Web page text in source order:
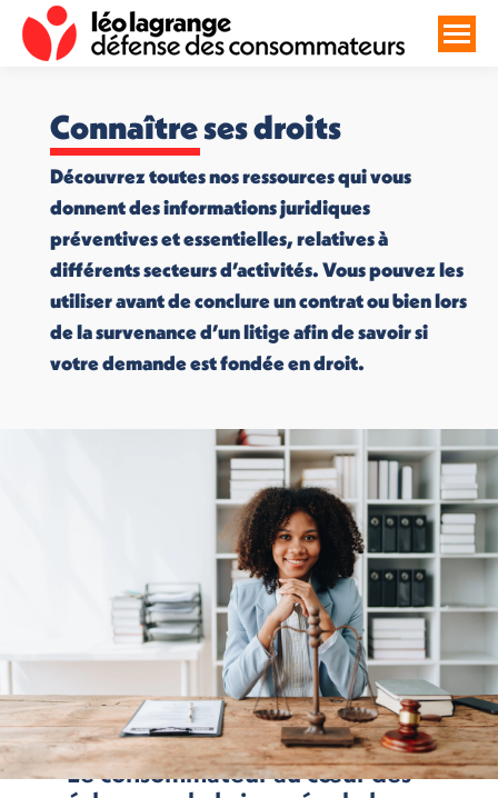
Connaître ses droits
Découvrez toutes nos ressources qui vous
donnent des informations juridiques
préventives et essentielles, relatives à
différents secteurs d’activités. Vous pouvez les
utiliser avant de conclure un contrat ou bien lors
de la survenance d’un litige afin de savoir si
votre demande est fondée en droit.
Le consommateur au cœur des